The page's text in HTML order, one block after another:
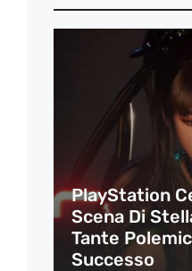
PlayStation
Scena Di
Tante
Successo